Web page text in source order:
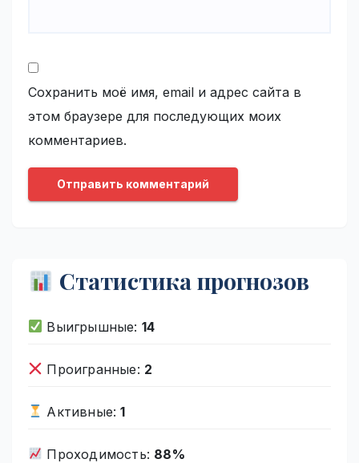
Сохранить моё имя, email и адрес сайта в
этом браузере для последующих моих
комментариев.
Статистика прогнозов
Выигрышные: 14
Проигранные: 2
Активные:1
Проходимость: 88%